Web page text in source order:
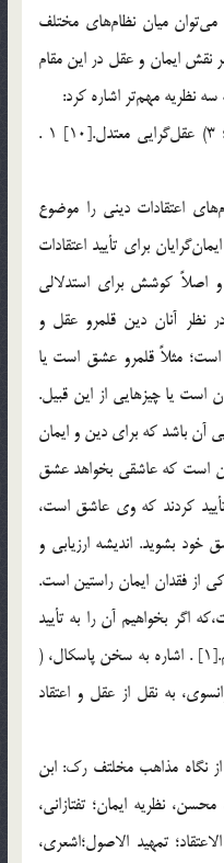
مي‌‌توان ميان نظام‌هاي مختلف
نقش ايمان و عقل در اين مقام
نظريه مهم‌تر اشاره كرد:
1) ايمان‌گرايي؛ 2) عقل گرايي حداكثري؛ 3) عقل‌گرايي معتدل.[10] 1 .
نظام‌هاي اعتقادات ديني را موضوع
و سنجش عقلاني نمي‌داند.»[12] ايمان‌گرايان براي تأييد اعتقادات
اصلاً كوشش براي استدلالي
نظر آنان دين قلمرو عقل و
مثلاً قلمرو عشق است يا
است يا چيزهايي از اين قبيل.
آن باشد كه براي دين و ايمان
آن است كه عاشقي بخواهد عشق
تأييد كردند كه وي عاشق است،
بشويد. انديشه ارزيابي و
فقدان ايمان راستين است.
اگر بخواهيم آن را به تأييد
ادله بيروني (بيرون از ايمان و دين) برسانيم.[1] . اشاره به سخن پاسكال، (
فرانسوي، به نقل از عقل و اعتقاد
از نگاه مذاهب مخلتف رك: ابن
نظريه ايمان؛ تفتازاني،
تمهيد الاصول؛‌اشعري،